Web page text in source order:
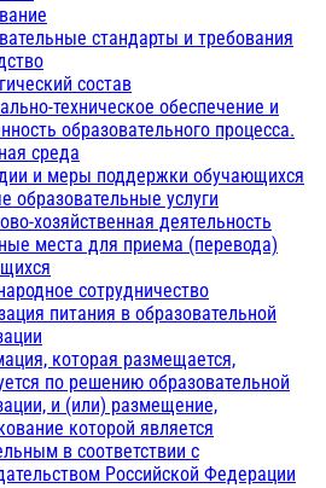
стандарты и требования
состав
техническое обеспечение и
образовательного процесса.
среда
и меры поддержки обучающихся
образовательные услуги
хозяйственная деятельность
места для приема (перевода)
сотрудничество
питания в образовательной
которая размещается,
по решению образовательной
и (или) размещение,
которой является
в соответствии с
Российской Федерации